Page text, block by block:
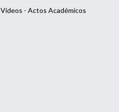
Vídeos - Actos Académicos